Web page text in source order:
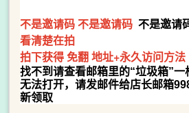
不是邀请码不是邀请码 不是邀请
看清楚在拍
拍下获得 免翻 地址+永久访问方法
找不到请查看邮箱里的“垃圾箱”一
无法打开， 请发邮件给店长邮箱
新领取